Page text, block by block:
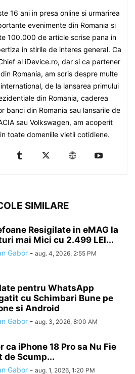
16 ani in presa online si urmarirea
evenimente din Romania si
100.000 de article scrise pana in
in stirile de interes general. Ca
al iDevice.ro, dar si ca partener
Romania, am scris despre multe
de la lansarea primului
din Romania, caderea
banci din Romania sau lansarile de
sau Volkswagen, am acoperit
toate domeniile vietii cotidiene.
SIMILARE
Resigilate in eMAG la
mai Mici cu 2.499 LEI...
Gabor - aug. 4, 2026, 2:55 PM
pentru WhatsApp
cu Schimbari Bune pe
si Android
Gabor - aug. 3, 2026, 8:00 AM
ca iPhone 18 Pro sa Nu Fie
de Scump...
Gabor - aug. 1, 2026, 1:20 PM